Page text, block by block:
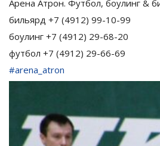
Арена Атрон. Футбол, боулинг &
бильярд +7 (4912) 99-10-99
боулинг +7 (4912) 29-68-20
футбол +7 (4912) 29-66-69
#arena_atron